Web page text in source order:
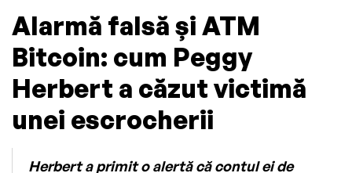
Alarmă falsă și ATM
Bitcoin: cum Peggy
Herbert a căzut victimă
unei escrocherii
Herbert a primit o alertă că contul ei de